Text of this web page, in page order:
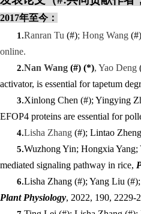
2017年至今：
1.Ranran Tu (#); Hong Wang (#)
online.
2.Nan Wang (#) (*), Yao Deng
activator, is essential for tapetum
3.Xinlong Chen (#); Yingying
EFOP4 proteins are essential for
4.Lisha Zhang (#); Lintao Zheng
5.Wuzhong Yin; Hongxia Yang;
mediated signaling pathway in rice,
6.Lisha Zhang (#); Yang Liu (#)
Plant Physiology, 2022, 190, 2229-